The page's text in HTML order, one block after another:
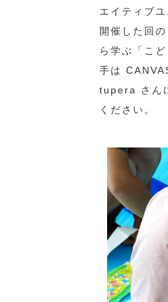
エイティブ
開催した回
ら学ぶ「こ
手は
tupera さん
ください。